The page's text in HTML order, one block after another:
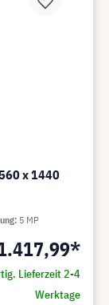
x 1440
Lieferzeit 2-4
Werktage
5 MP